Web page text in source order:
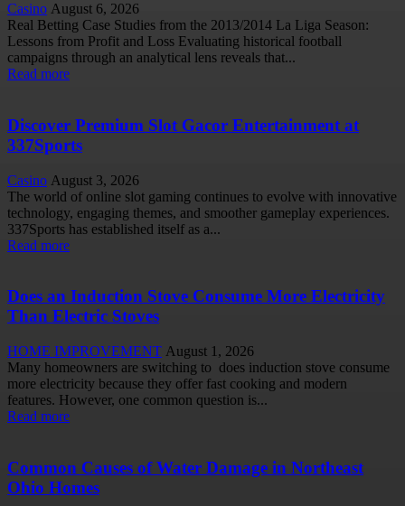
Casino August 6, 2026
Real Betting Case Studies from the 2013/2014 La Liga Season:
Lessons from Profit and Loss Evaluating historical football
campaigns through an analytical lens reveals that...
Read more
Discover Premium Slot Gacor Entertainment at
337Sports
Casino August 3, 2026
The world of online slot gaming continues to evolve with innovative
technology, engaging themes, and smoother gameplay experiences.
337Sports has established itself as a...
Read more
Does an Induction Stove Consume More Electricity
Than Electric Stoves
HOME IMPROVEMENT August 1, 2026
Many homeowners are switching to does induction stove consume
more electricity because they offer fast cooking and modern
features. However, one common question is...
Read more
Common Causes of Water Damage in Northeast
Ohio Homes